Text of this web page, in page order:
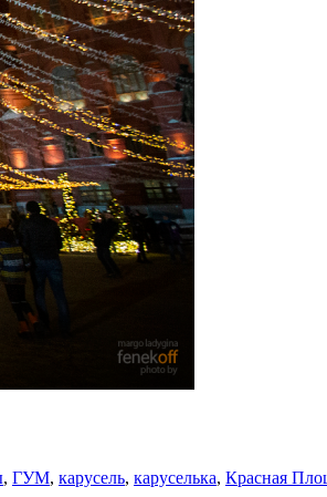
, ГУМ, карусель, каруселька, Красная